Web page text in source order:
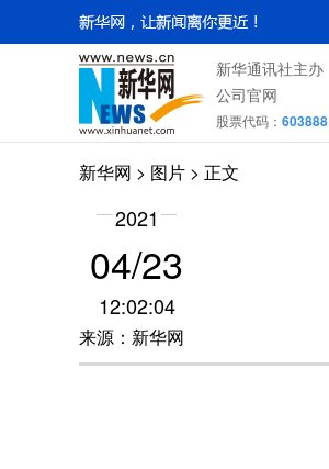
新华通讯社主办
公司官网
股票代码： 603888
新华网 > 图片 > 正文
2021
04/23
12:02:04
来源：新华网